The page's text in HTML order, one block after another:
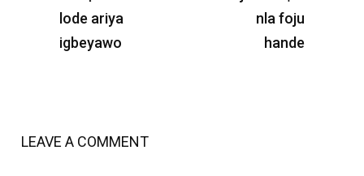
lode ariya
igbeyawo
nla foju
hande
LEAVE A COMMENT